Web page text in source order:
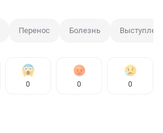
Перенос Болезнь
0 0 0